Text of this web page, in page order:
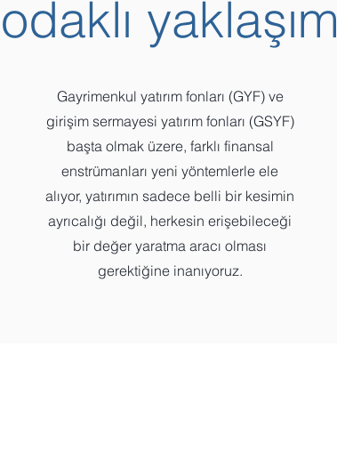
odaklı yaklaşım
Gayrimenkul yatırım fonları (GYF) ve
girişim sermayesi yatırım fonları (GSYF)
başta olmak üzere, farklı finansal
enstrümanları yeni yöntemlerle ele
alıyor, yatırımın sadece belli bir kesimin
ayrıcalığı değil, herkesin erişebileceği
bir değer yaratma aracı olması
gerektiğine inanıyoruz.